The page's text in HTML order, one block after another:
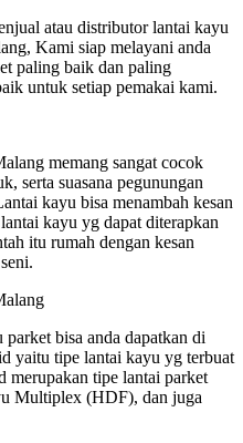
atau distributor lantai kayu
Kami siap melayani anda
paling baik dan paling
untuk setiap pemakai kami.
memang sangat cocok
serta suasana pegunungan
kayu bisa menambah kesan
kayu yg dapat diterapkan
itu rumah dengan kesan
bisa anda dapatkan di
yaitu tipe lantai kayu yg terbuat
merupakan tipe lantai parket
Multiplex (HDF), dan juga